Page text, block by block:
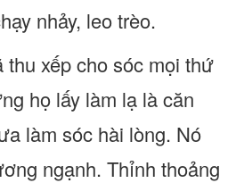
nhảy, leo trèo.
thu xếp cho sóc mọi thứ
họ lấy làm lạ là căn
làm sóc hài lòng. Nó
ngạnh. Thỉnh thoảng